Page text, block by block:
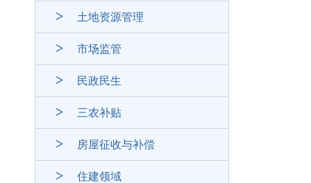
土地资源管理
市场监管
民政民生
三农补贴
房屋征收与补偿
住建领域